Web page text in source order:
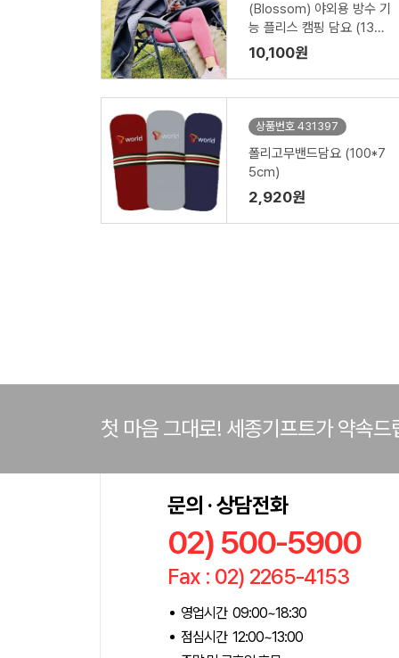
(Blossom) 야외용 방수 기
능 플리스 캠핑 담요 (130x
170cm/150x200cm) 1P
10,100원
상품번호 431397
폴리고무밴드담요 (100*7
5cm)
2,920원
첫 마음 그대로! 세종기프트가 약속드
문의 · 상담전화
02) 500-5900
Fax : 02) 2265-4153
영업시간 09:00~18:30
점심시간 12:00~13:00